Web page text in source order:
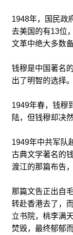
1948年，国民政
去美国的有13位
文革中绝大多数
钱穆是中国著名
出了明智的选择。
1949年春，钱穆
陆，但钱穆却决
1949年中共军队
古典文学著名的
渡江的那篇布告
那篇文告正出自
转赴香港去了，
立书院，桃李满
焚毁，最终郁郁